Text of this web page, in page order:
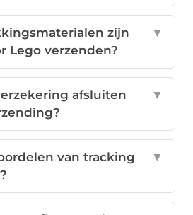
zijn
Lego verzenden?
▼
afsluiten
▼
van tracking
▼